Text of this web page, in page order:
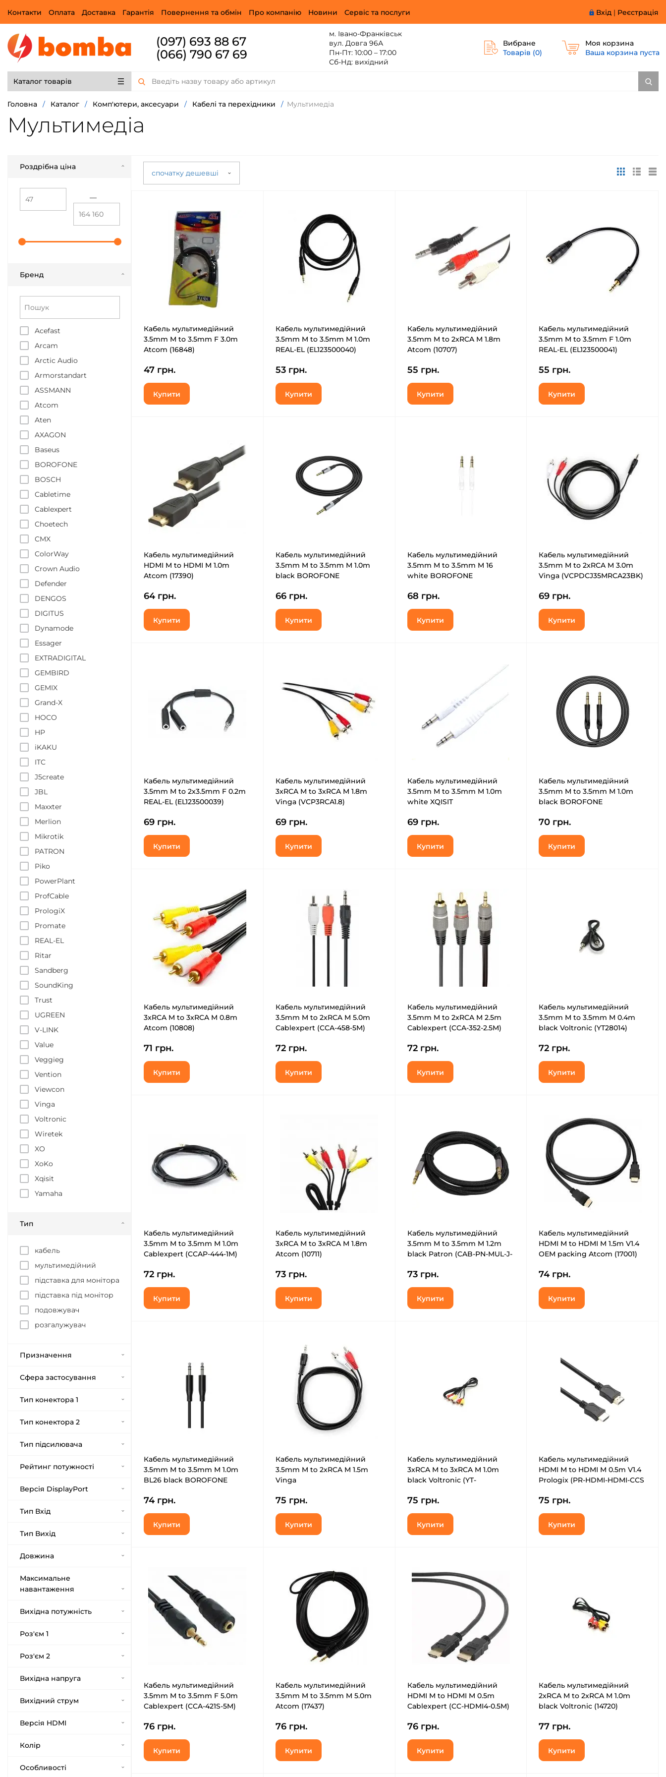
Вхід | Реєстрація
Контакти Оплата Доставка Гарантія Повернення та обмін Про компанію Новини Сервіс та послуги
(097) 693 88 67
(066) 790 67 69
м. Івано-Франківськ
вул. Довга 96А
Пн-Пт: 10:00 – 17:00
Сб-Нд: вихідний
Вибране
Товарів (0)
Моя корзина
Ваша корзина пуста
Каталог товарів
Головна / Каталог / Комп'ютери, аксесуари / Кабелі та перехідники / Мультимедіа
Мультимедіа
спочатку дешевші
Роздрібна ціна
—
Бренд
Acefast
Arcam
Arctic Audio
Armorstandart
ASSMANN
Atcom
Aten
AXAGON
Baseus
BOROFONE
BOSCH
Cabletime
Cablexpert
Choetech
CMX
ColorWay
Crown Audio
Defender
DENGOS
DIGITUS
Dynamode
Essager
EXTRADIGITAL
GEMBIRD
GEMIX
Grand-X
HOCO
HP
iKAKU
ITC
J5create
JBL
Maxxter
Merlion
Mikrotik
PATRON
Piko
PowerPlant
ProfCable
PrologiX
Promate
REAL-EL
Ritar
Sandberg
SoundKing
Trust
UGREEN
V-LINK
Value
Veggieg
Vention
Viewcon
Vinga
Voltronic
Wiretek
XO
XoKo
Xqisit
Yamaha
Тип
кабель
мультимедійний
підставка для монітора
підставка під монітор
подовжувач
розгалужувач
Призначення
Сфера застосування
Тип конектора 1
Тип конектора 2
Тип підсилювача
Рейтинг потужності
Версія DisplayPort
Тип Вхід
Тип Вихід
Довжина
Максимальне
навантаження
Вихідна потужність
Роз'єм 1
Роз'єм 2
Вихідна напруга
Вихідний струм
Версія HDMI
Колір
Особливості
Кабель мультимедійний
3.5mm M to 3.5mm F 3.0m
Atcom (16848)
47 грн.
Купити
Кабель мультимедійний
3.5mm M to 3.5mm M 1.0m
REAL-EL (EL123500040)
53 грн.
Купити
Кабель мультимедійний
3.5mm M to 2xRCA M 1.8m
Atcom (10707)
55 грн.
Купити
Кабель мультимедійний
3.5mm M to 3.5mm F 1.0m
REAL-EL (EL123500041)
55 грн.
Купити
Кабель мультимедійний
HDMI M to HDMI M 1.0m
Atcom (17390)
64 грн.
Купити
Кабель мультимедійний
3.5mm M to 3.5mm M 1.0m
black BOROFONE
66 грн.
Купити
Кабель мультимедійний
3.5mm M to 3.5mm M 16
white BOROFONE
68 грн.
Купити
Кабель мультимедійний
3.5mm M to 2xRCA M 3.0m
Vinga (VCPDCJ35MRCA23BK)
69 грн.
Купити
Кабель мультимедійний
3.5mm M to 2x3.5mm F 0.2m
REAL-EL (EL123500039)
69 грн.
Купити
Кабель мультимедійний
3xRCA M to 3xRCA M 1.8m
Vinga (VCP3RCA1.8)
69 грн.
Купити
Кабель мультимедійний
3.5mm M to 3.5mm M 1.0m
white XQISIT
69 грн.
Купити
Кабель мультимедійний
3.5mm M to 3.5mm M 1.0m
black BOROFONE
70 грн.
Купити
Кабель мультимедійний
3xRCA M to 3xRCA M 0.8m
Atcom (10808)
71 грн.
Купити
Кабель мультимедійний
3.5mm M to 2xRCA M 5.0m
Cablexpert (CCA-458-5M)
72 грн.
Купити
Кабель мультимедійний
3.5mm M to 2xRCA M 2.5m
Cablexpert (CCA-352-2.5M)
72 грн.
Купити
Кабель мультимедійний
3.5mm M to 3.5mm M 0.4m
black Voltronic (YT28014)
72 грн.
Купити
Кабель мультимедійний
3.5mm M to 3.5mm M 1.0m
Cablexpert (CCAP-444-1M)
72 грн.
Купити
Кабель мультимедійний
3xRCA M to 3xRCA M 1.8m
Atcom (10711)
73 грн.
Купити
Кабель мультимедійний
3.5mm M to 3.5mm M 1.2m
black Patron (CAB-PN-MUL-J-
73 грн.
Купити
Кабель мультимедійний
HDMI M to HDMI M 1.5m V1.4
ОЕМ packing Atcom (17001)
74 грн.
Купити
Кабель мультимедійний
3.5mm M to 3.5mm M 1.0m
BL26 black BOROFONE
74 грн.
Купити
Кабель мультимедійний
3.5mm M to 2xRCA M 1.5m
Vinga
75 грн.
Купити
Кабель мультимедійний
3xRCA M to 3xRCA M 1.0m
black Voltronic (YT-
75 грн.
Купити
Кабель мультимедійний
HDMI M to HDMI M 0.5m V1.4
Prologix (PR-HDMI-HDMI-CCS
75 грн.
Купити
Кабель мультимедійний
3.5mm M to 3.5mm F 5.0m
Cablexpert (CCA-421S-5M)
76 грн.
Купити
Кабель мультимедійний
3.5mm M to 3.5mm M 5.0m
Atcom (17437)
76 грн.
Купити
Кабель мультимедійний
HDMI M to HDMI M 0.5m
Cablexpert (CC-HDMI4-0.5M)
76 грн.
Купити
Кабель мультимедійний
2xRCA M to 2xRCA M 1.0m
black Voltronic (14720)
77 грн.
Купити